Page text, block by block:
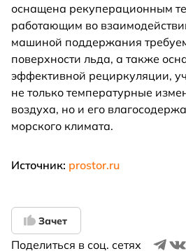
оснащена рекуперационным
работающим во
машиной поддержания
поверхности льда, а также
эффективной рециркуляции,
не только температурные
воздуха, но и его
морского климата.
Источник: prostor.ru
Зачет
Поделиться в соц. сетях